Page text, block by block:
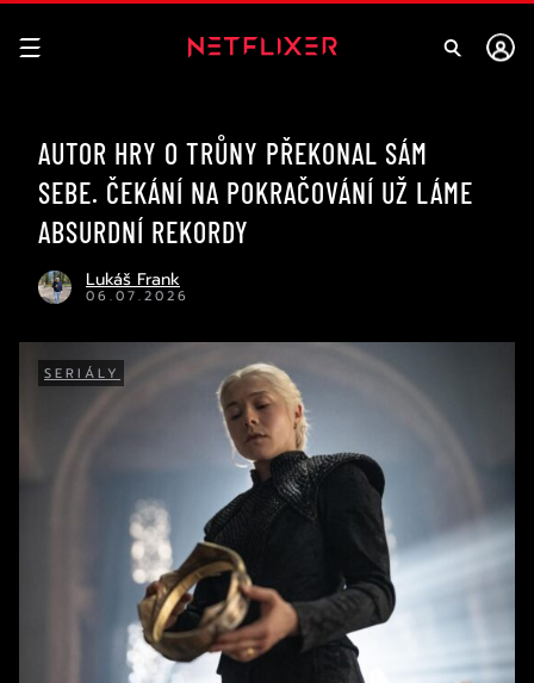
AUTOR HRY O TRŮNY PŘEKONAL SÁM
SEBE. ČEKÁNÍ NA POKRAČOVÁNÍ UŽ LÁME
ABSURDNÍ REKORDY
Lukáš Frank
06.07.2026
SERIÁLY